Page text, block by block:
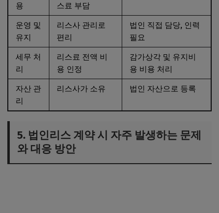
용
스료 부담
운영 및
유지
리스사 관리로
편리
법인 직접 담당, 인력
필요
세무 처
리
리스료 전액 비
용 인정
감가상각 및 유지비
용 비용 처리
자산 관
리
리스사가 소유 법인 자산으로 등록
5. 법인리스 계약 시 자주 발생하는 문제
와 대응 방안